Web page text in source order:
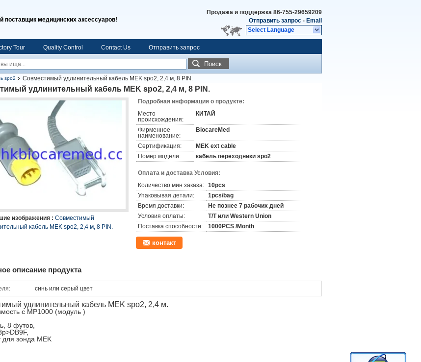
медицинских аксессуаров!
Продажа и поддержка 86-755-29659209
Отправить запрос - Email
Select Language
Tour Quality Control Contact Us Отправить запрос
Поиск
spo2
Совместимый удлинительный кабель MEK spo2, 2,4 м, 8 PIN.
удлинительный кабель MEK spo2, 2,4 м, 8 PIN.
изображения : Совместимый
кабель MEK spo2, 2,4 м, 8 PIN.
Подробная информация о продукте:
Место
происхождения:
КИТАЙ
Фирменное
наименование:
BiocareMed
Сертификация:
MEK ext cable
Номер модели:
кабель переходники spo2
Оплата и доставка Условия:
Количество мин заказа: 10pcs
Упаковывая детали:
1pcs/bag
Время доставки:
Не познее 7 рабочих дней
Условия оплаты:
T/T или Western Union
Поставка способности:
1000PCS /Month
контакт
описание продукта
синь или серый цвет
удлинительный кабель MEK spo2, 2,4 м.
с MP1000 (модуль )
8 футов,
для зонда MEK